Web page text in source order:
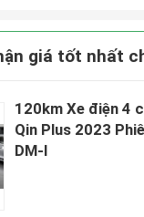
giá tốt nhất
120km Xe điện 4
Qin Plus 2023
DM-I